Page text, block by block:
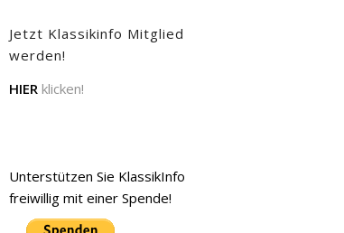
Jetzt Klassikinfo Mitglied
werden!
HIER klicken!
Unterstützen Sie KlassikInfo
freiwillig mit einer Spende!